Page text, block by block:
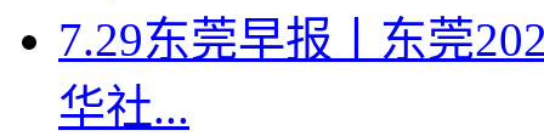
7.29东莞早报丨东莞
华社...